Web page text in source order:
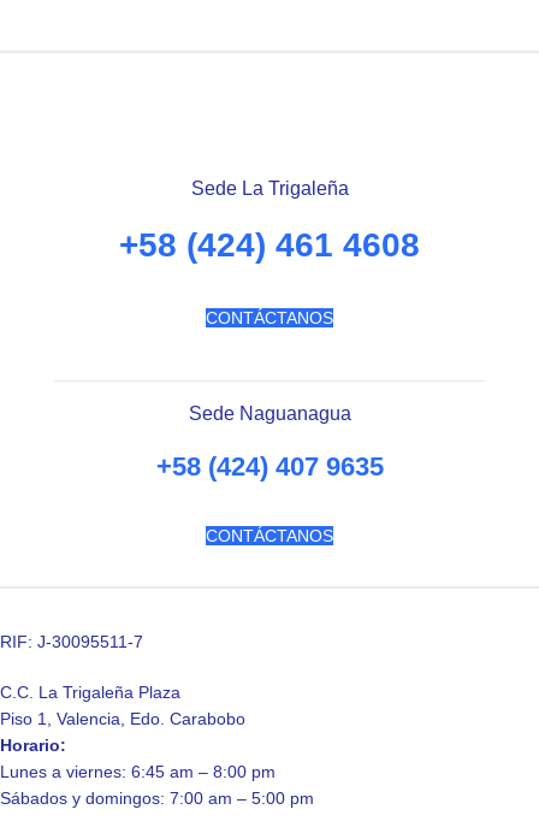
Sede La Trigaleña
+58 (424) 461 4608
CONTÁCTANOS
Sede Naguanagua
+58 (424) 407 9635
CONTÁCTANOS
RIF: J-30095511-7
C.C. La Trigaleña Plaza
Piso 1, Valencia, Edo. Carabobo
Horario:
Lunes a viernes: 6:45 am – 8:00 pm
Sábados y domingos: 7:00 am – 5:00 pm